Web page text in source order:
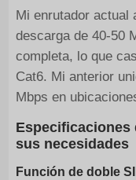
Mi enrutador actual
descarga de 40-50
completa, lo que
Cat6. Mi anterior
Mbps en
Especificaciones
sus necesidades
Función de doble